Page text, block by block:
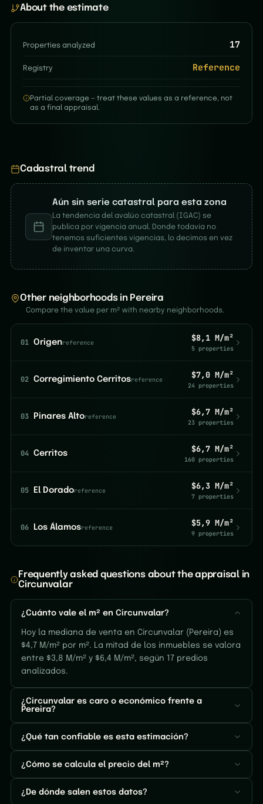
About the estimate
Properties analyzed 17
Registry Reference
Partial coverage — treat these values as a reference, not
as a final appraisal.
Cadastral trend
Aún sin serie catastral para esta zona
La tendencia del avalúo catastral (IGAC) se
publica por vigencia anual. Donde todavía no
tenemos suficientes vigencias, lo decimos en vez
de inventar una curva.
Other neighborhoods in Pereira
Compare the value per m² with nearby neighborhoods.
01 Origenreference $8,1 M/m²
5 properties
02 Corregimiento Cerritosreference $7,0 M/m²
24 properties
03 Pinares Altoreference $6,7 M/m²
23 properties
04 Cerritos $6,7 M/m²
160 properties
05 El Doradoreference $6,3 M/m²
7 properties
06 Los Álamosreference $5,9 M/m²
9 properties
Frequently asked questions about the appraisal in
Circunvalar
¿Cuánto vale el m² en Circunvalar?
Hoy la mediana de venta en Circunvalar (Pereira) es
$4,7 M/m² por m². La mitad de los inmuebles se valora
entre $3,8 M/m² y $6,4 M/m², según 17 predios
analizados.
¿Circunvalar es caro o económico frente a
Pereira?
¿Qué tan confiable es esta estimación?
¿Cómo se calcula el precio del m²?
¿De dónde salen estos datos?